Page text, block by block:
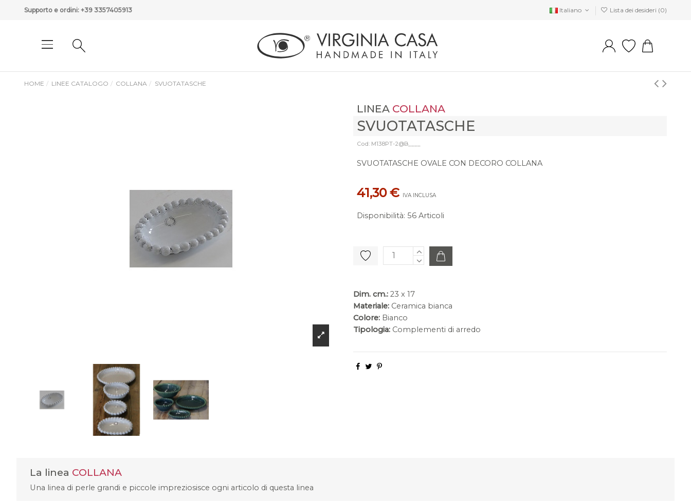
Supporto e ordini: +39 3357405913 Italiano Lista dei desideri (0)
HOME LINEE CATALOGO COLLANA SVUOTATASCHE
LINEA COLLANA
SVUOTATASCHE
Cod: M138PT-2@B____
SVUOTATASCHE OVALE CON DECORO COLLANA
41,30 € IVA INCLUSA
Disponibilità: 56 Articoli
Dim. cm.: 23 x 17
Materiale: Ceramica bianca
Colore: Bianco
Tipologia: Complementi di arredo
La linea COLLANA
Una linea di perle grandi e piccole impreziosisce ogni articolo di questa linea